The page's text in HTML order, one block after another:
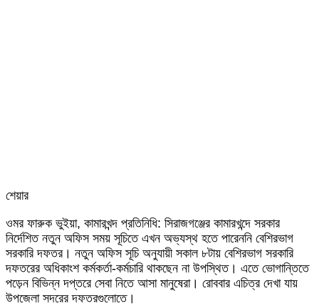
শেয়ার
via
Email
ওমর ফারুক ভুইয়া, কামারখন্দ প্রতিনিধি: সিরাজগঞ্জের কামারখন্দে সরকার
নির্দেশিত নতুন অফিস সময় সূচিতে এখন অভ্যস্থ হতে পারেননি বেশিরভাগ
সরকারি দফতর। নতুন অফিস সূচি অনুযায়ী সকাল ৮টায় বেশিরভাগ সরকারি
দফতরের অধিকাংশ কর্মকর্তা-কর্মচারি থাকছেন না উপস্থিত। এতে ভোগান্তিতে
পড়েন বিভিন্ন দপ্তরে সেবা নিতে আসা মানুষেরা। রোববার এচিত্র দেখা যায়
উপজেলা সদরের দফতরগুলোতে।